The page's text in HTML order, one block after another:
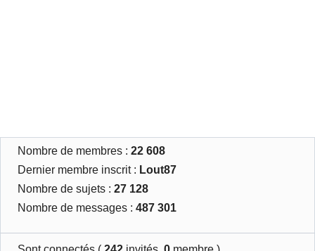
Nombre de membres :22 608
Dernier membre inscrit : Lout87
Nombre de sujets :27 128
Nombre de messages :487 301